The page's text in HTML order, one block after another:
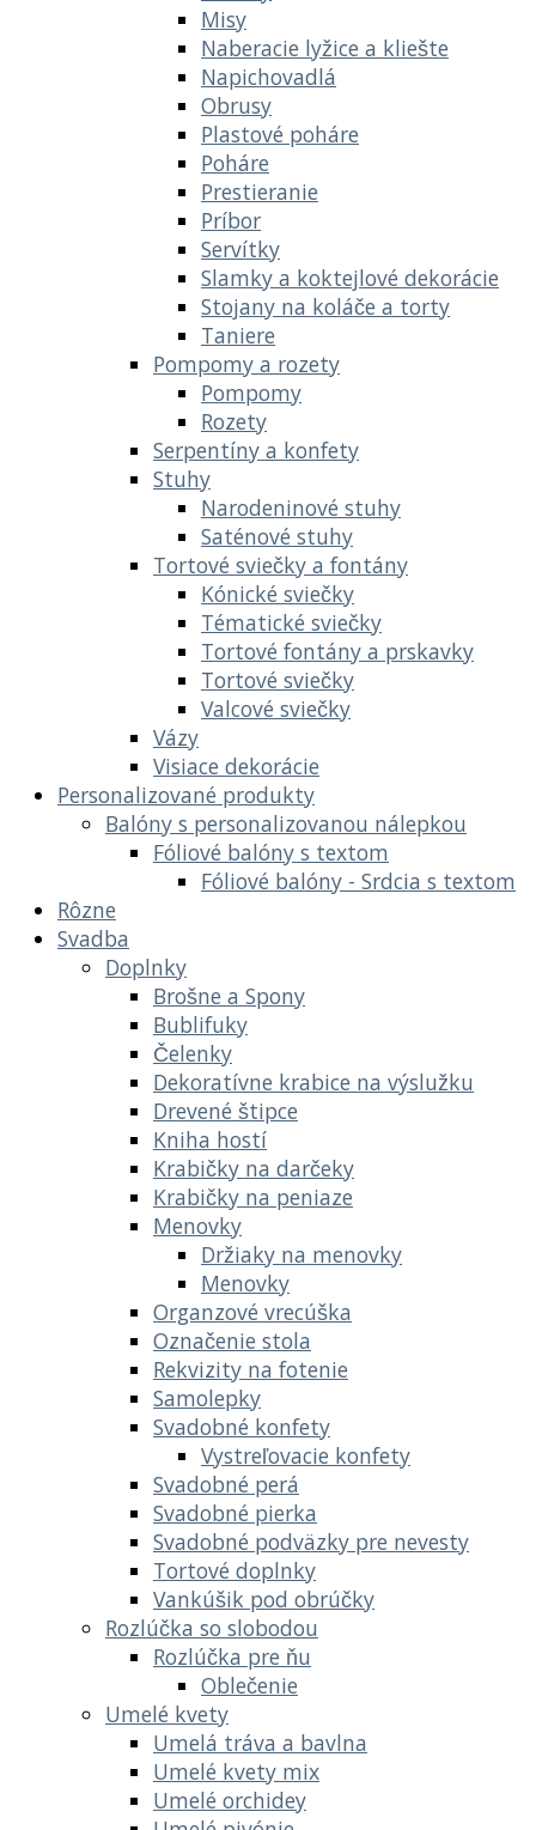
Misy
Naberacie lyžice a kliešte
Napichovadlá
Obrusy
Plastové poháre
Poháre
Prestieranie
Príbor
Servítky
Slamky a koktejlové dekorácie
Stojany na koláče a torty
Taniere
Pompomy a rozety
Pompomy
Rozety
Serpentíny a konfety
Stuhy
Narodeninové stuhy
Saténové stuhy
Tortové sviečky a fontány
Kónické sviečky
Tématické sviečky
Tortové fontány a prskavky
Tortové sviečky
Valcové sviečky
Vázy
Visiace dekorácie
Personalizované produkty
Balóny s personalizovanou nálepkou
Fóliové balóny s textom
Fóliové balóny - Srdcia s textom
Rôzne
Svadba
Doplnky
Brošne a Spony
Bublifuky
Čelenky
Dekoratívne krabice na výslužku
Drevené štipce
Kniha hostí
Krabičky na darčeky
Krabičky na peniaze
Menovky
Držiaky na menovky
Menovky
Organzové vrecúška
Označenie stola
Rekvizity na fotenie
Samolepky
Svadobné konfety
Vystreľovacie konfety
Svadobné perá
Svadobné pierka
Svadobné podväzky pre nevesty
Tortové doplnky
Vankúšik pod obrúčky
Rozlúčka so slobodou
Rozlúčka pre ňu
Oblečenie
Umelé kvety
Umelá tráva a bavlna
Umelé kvety mix
Umelé orchidey